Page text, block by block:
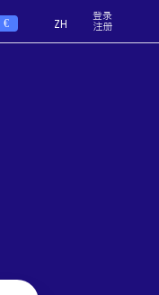
€ ZH
登录
注册